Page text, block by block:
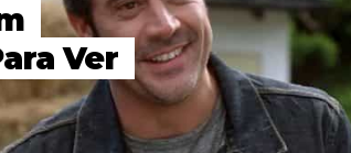
Ver